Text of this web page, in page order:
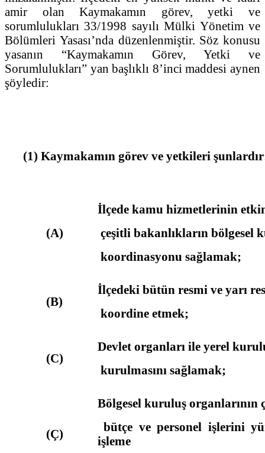
amir olan Kaymakamın görev, yetki ve
sorumlulukları 33/1998 sayılı Mülki Yönetim ve
Bölümleri Yasası’nda düzenlenmiştir. Söz konusu
yasanın “Kaymakamın Görev, Yetki ve
Sorumlulukları” yan başlıklı 8’inci maddesi aynen
şöyledir:
(1) Kaymakamın görev ve yetkileri
(A)
İlçede kamu hizmetlerinin
çeşitli bakanlıkların bölgesel
koordinasyonu sağlamak;
(B)
İlçedeki bütün resmi ve yarı
koordine etmek;
(C)
Devlet organları ile yerel
kurulmasını sağlamak;
(Ç)
Bölgesel kuruluş organlarının
bütçe ve personel işlerini
işleme